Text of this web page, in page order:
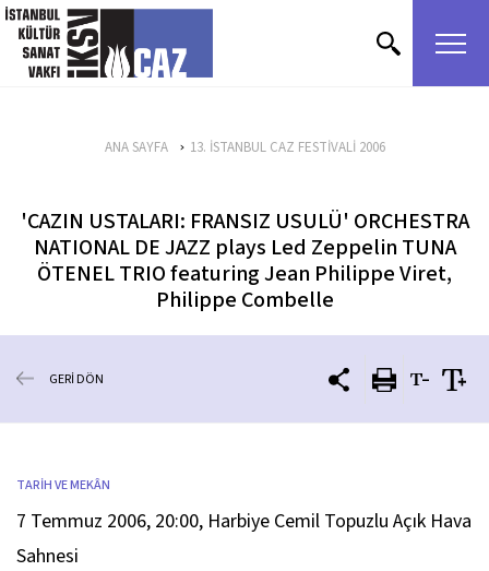
içeriği atla
ANA SAYFA 13. İSTANBUL CAZ FESTİVALİ 2006
'CAZIN USTALARI: FRANSIZ USULÜ' ORCHESTRA
NATIONAL DE JAZZ plays Led Zeppelin TUNA
ÖTENEL TRIO featuring Jean Philippe Viret,
Philippe Combelle
GERİ DÖN
TARİH VE MEKÂN
7 Temmuz 2006, 20:00, Harbiye Cemil Topuzlu Açık Hava
Sahnesi